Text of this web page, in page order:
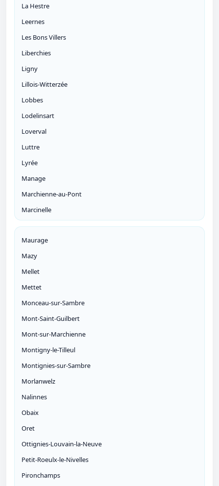
La Hestre
Leernes
Les Bons Villers
Liberchies
Ligny
Lillois-Witterzée
Lobbes
Lodelinsart
Loverval
Luttre
Lyrée
Manage
Marchienne-au-Pont
Marcinelle
Maurage
Mazy
Mellet
Mettet
Monceau-sur-Sambre
Mont-Saint-Guilbert
Mont-sur-Marchienne
Montigny-le-Tilleul
Montignies-sur-Sambre
Morlanwelz
Nalinnes
Obaix
Oret
Ottignies-Louvain-la-Neuve
Petit-Roeulx-le-Nivelles
Pironchamps